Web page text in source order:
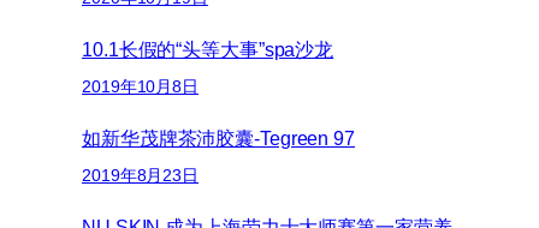
10.1长假的“头等大事”spa沙龙
2019年10月8日
如新华茂牌茶沛胶囊-Tegreen 97
2019年8月23日